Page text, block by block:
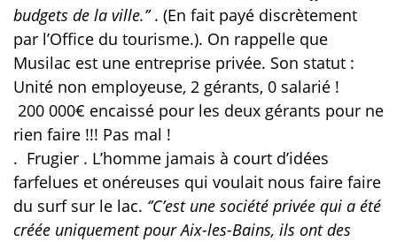
budgets de la ville.’’. (En fait payé discrètement
par l’Office du tourisme.). On rappelle que
Musilac est une entreprise privée. Son statut :
Unité non employeuse, 2 gérants, 0 salarié !
200 000€ encaissé pour les deux gérants pour ne
rien faire !!! Pas mal !
. Frugier . L’homme jamais à court d’idées
farfelues et onéreuses qui voulait nous faire faire
du surf sur le lac. ‘’C’est une société privée qui a été
créée uniquement pour Aix-les-Bains, ils ont des